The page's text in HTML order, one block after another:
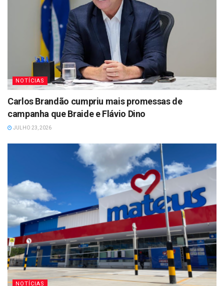
NOTÍCIAS
Carlos Brandão cumpriu mais promessas de
campanha que Braide e Flávio Dino
JULHO 23, 2026
NOTÍCIAS